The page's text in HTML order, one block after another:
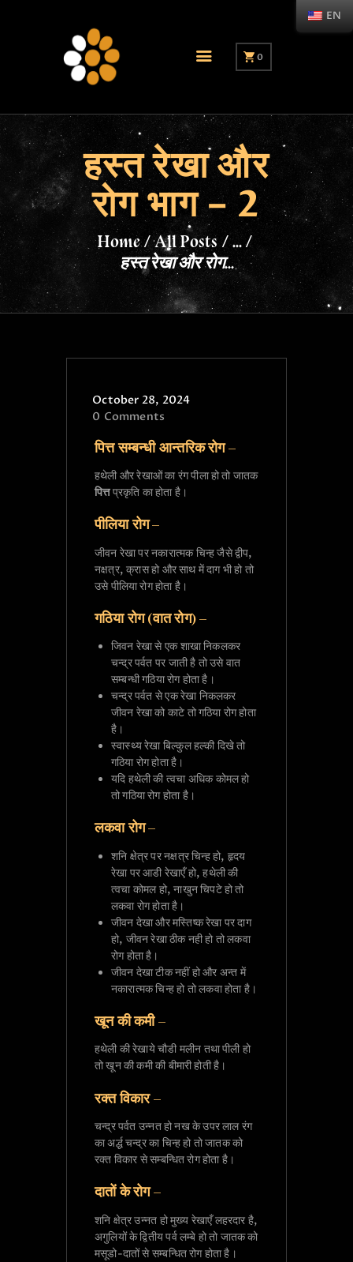
0
हस्त रेखा और
रोग भाग – 2
Home All Posts
...
हस्त रेखा और रोग...
October 28, 2024
0 Comments
पित्तसम्बन्धी आन्तरिक रोग –
हथेली और रेखाओं का रंग पीला हो तो जातक
पित्तप्रकृति का होता है।
पीलिया रोग –
जीवन रेखा पर नकारात्मक चिन्ह जैसे द्वीप,
नक्षत्र, क्रास हो और साथ में दाग भी हो तो
उसे पीलिया रोग होता है।
गठिया रोग (वात रोग) –
जिवन रेखा से एक शाखा निकलकर
चन्द्र पर्वत पर जाती है तो उसे वात
सम्बन्धी गठिया रोग होता है।
चन्द्र पर्वत से एक रेखा निकलकर
जीवन रेखा को काटे तो गठिया रोग होता
है।
स्वास्थ्य रेखा बिल्कुल हल्की दिखे तो
गठिया रोग होता है।
यदि हथेली की त्वचा अधिक कोमल हो
तो गठिया रोग होता है।
लकवा रोग –
शनि क्षेत्र पर नक्षत्र चिन्ह हो, हृदय
रेखा पर आडी रेखाएँ हो, हथेली की
त्वचा कोमल हो, नाखुन चिपटे हो तो
लकवा रोग होता है।
जीवन देखा और मस्तिष्क रेखा पर दाग
हो, जीवन रेखा ठीक नही हो तो लकवा
रोग होता है।
जीवन देखा टीक नहीं हो और अन्त में
नकारात्मक चिन्ह हो तो लकवा होता है।
खून की कमी –
हथेली की रेखाये चौडी मलीन तथा पीली हो
तो खून की कमी की बीमारी होती है।
रक्त विकार –
चन्द्र पर्वत उन्नत हो नख के उपर लाल रंग
का अर्द्ध चन्द्र का चिन्ह हो तो जातक को
रक्त विकार से सम्बन्धित रोग होता है।
दातों के रोग –
शनि क्षेत्र उन्नत हो मुख्य रेखाएँ लहरदार है,
अगुलियों के द्वितीय पर्व लम्बे हो तो जातक को
मसूडो-दातों से सम्बन्धित रोग होता है।
EN